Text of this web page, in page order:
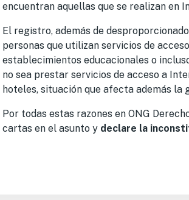
encuentran aquellas que se realizan en
El registro, además de
personas que utilizan servicios de
establecimientos educacionales o
no sea prestar servicios de acceso a
hoteles, situación que afecta además
Por todas estas razones en ONG
cartas en el asunto y declare la